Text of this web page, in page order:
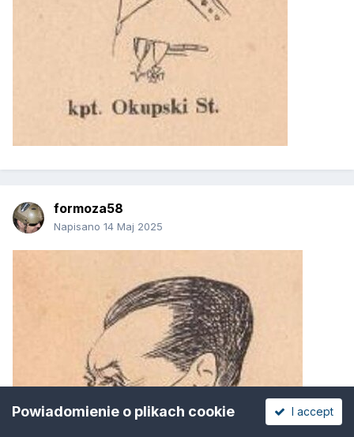
formoza58
Napisano 14 Maj 2025
Powiadomienie o plikach cookie I accept